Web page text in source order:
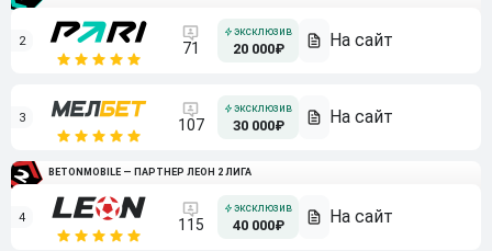
2 71 20 000₽
3 107 30 000₽
BETONMOBILE — ПАРТНЕР ЛЕОН 2 ЛИГА
4 115 40 000₽